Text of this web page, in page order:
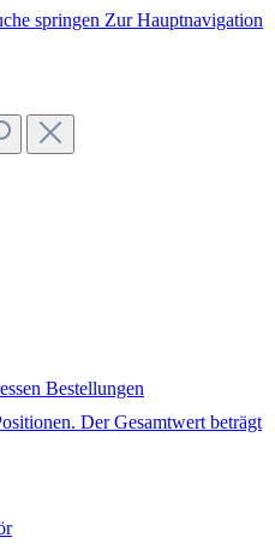
springen Zur Hauptnavigation
Bestellungen
Der Gesamtwert beträgt